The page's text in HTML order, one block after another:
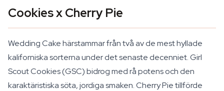
Cookies x Cherry Pie
Wedding Cake härstammar från två av de mest hyllade
kaliforniska sorterna under det senaste decenniet. Girl
Scout Cookies (GSC) bidrog med rå potens och den
karaktäristiska söta, jordiga smaken. Cherry Pie tillförde